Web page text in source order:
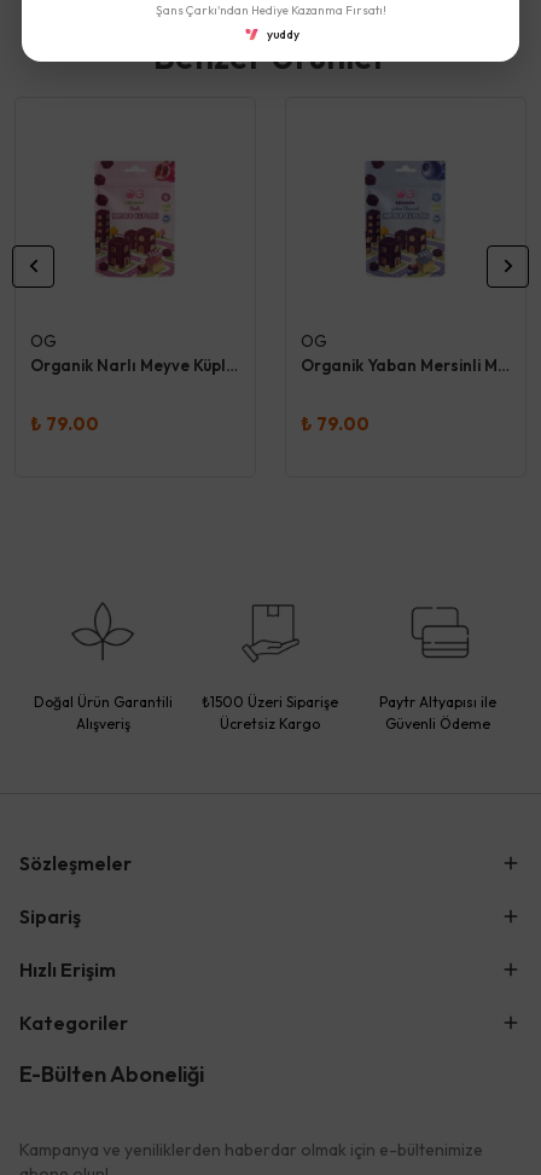
Benzer Ürünler
OG
Organik Narlı Meyve Küpleri 30 Gr
₺ 79.00
OG
Organik Yaban Mersinli Meyve Küpleri 30 Gr
₺ 79.00
Doğal Ürün Garantili
Alışveriş
₺1500 Üzeri Siparişe
Ücretsiz Kargo
Paytr Altyapısı ile
Güvenli Ödeme
Sözleşmeler
Sipariş
Hızlı Erişim
Kategoriler
E-Bülten Aboneliği
Kampanya ve yeniliklerden haberdar olmak için e-bültenimize
Şans Çarkı'ndan Hediye Kazanma Fırsatı!
yuddy